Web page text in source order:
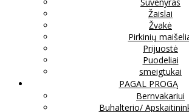
Žaislai
Žvakė
Pirkinių
Prijuostė
Puodeliai
smeigtukai
PAGAL PROGĄ
Bernvakariui
Buhalterio/